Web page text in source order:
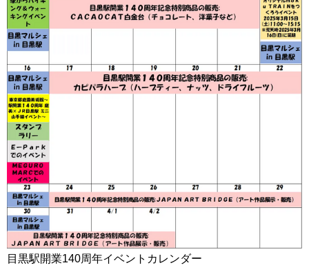
目黒駅開業140周年イベントカレンダー